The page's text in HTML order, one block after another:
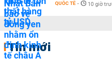
QUỐC TẾ - 10 giờ
Tin mới